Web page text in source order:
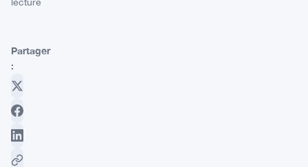
Partager
: